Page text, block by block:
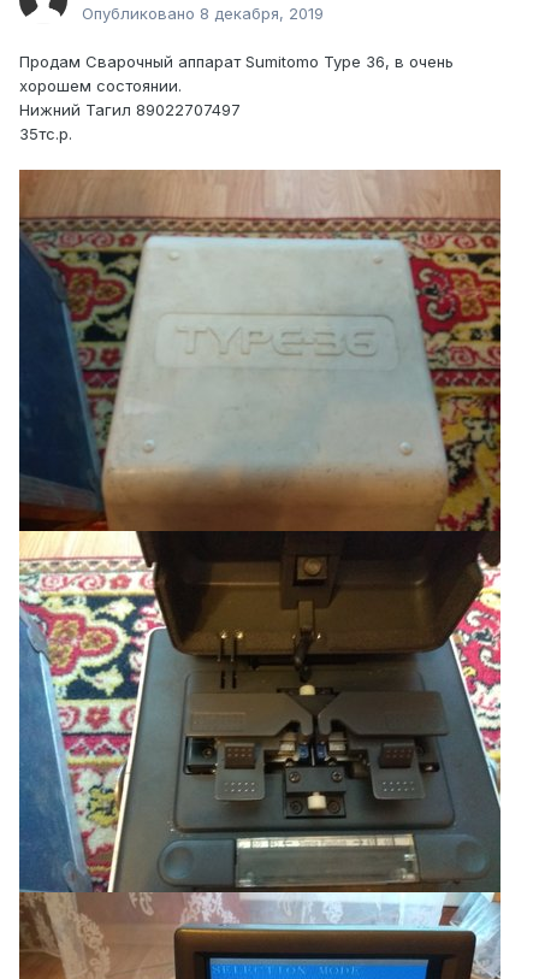
Опубликовано 8 декабря, 2019
Продам Сварочный аппарат Sumitomo Type 36, в очень
хорошем состоянии.
Нижний Тагил 89022707497
35тс.р.